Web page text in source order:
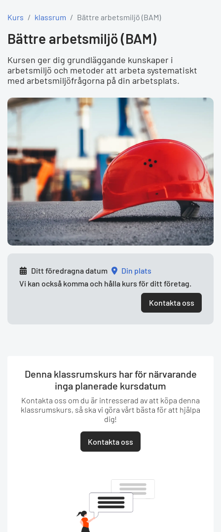
Kurs klassrum Bättre arbetsmiljö (BAM)
Bättre arbetsmiljö (BAM)
Kursen ger dig grundläggande kunskaper i
arbetsmiljö och metoder att arbeta systematiskt
med arbetsmiljöfrågorna på din arbetsplats.
Ditt föredragna datum
din plats
Vi kan också komma och hålla kurs för ditt företag.
Kontakta oss
Denna klassrumskurs har för närvarande
inga planerade kursdatum
Kontakta oss om du är intresserad av att köpa denna
klassrumskurs, så ska vi göra vårt bästa för att hjälpa
dig!
Kontakta oss